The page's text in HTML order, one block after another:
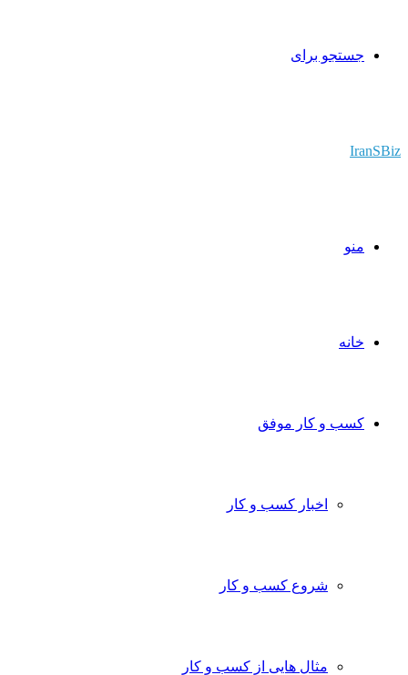
جستجو برای
IranSBiz
منو
خانه
کسب و کار موفق
اخبار کسب و کار
شروع کسب و کار
مثال هایی از کسب و کار